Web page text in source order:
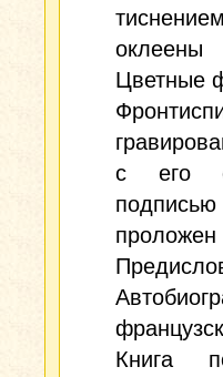
Цветные
с его
проложен
Книга